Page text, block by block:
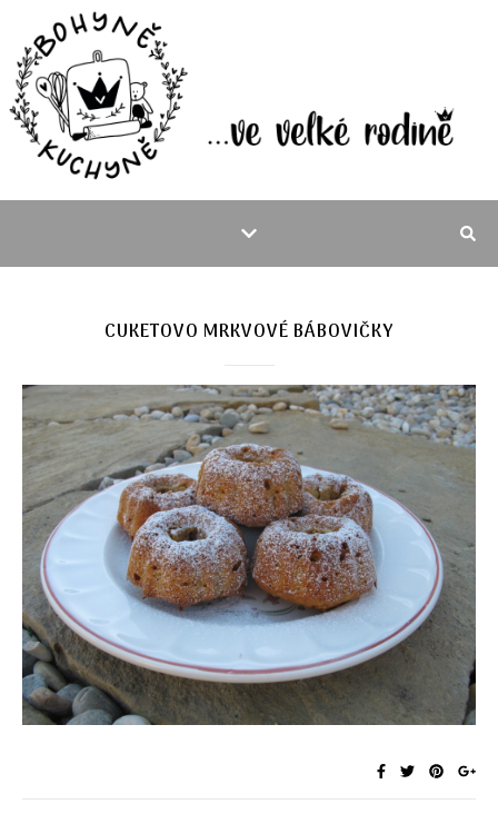
CUKETOVO MRKVOVÉ BÁBOVIČKY